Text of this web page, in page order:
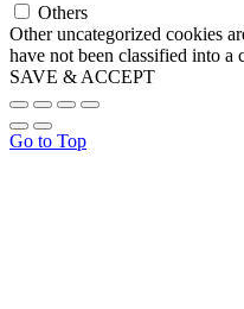
Others
Other uncategorized cookies
have not been classified into a
SAVE & ACCEPT
Go to Top